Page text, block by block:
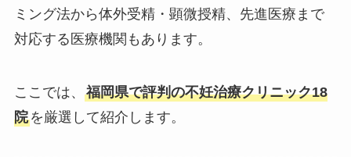
ミング法から体外受精・顕微授精、先進医療まで
対応する医療機関もあります。
ここでは、 福岡県で評判の不妊治療クリニック18
院を厳選して紹介します。